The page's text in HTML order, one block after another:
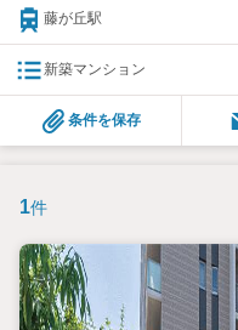
藤が丘駅
新築マンション
条件を保存
1件